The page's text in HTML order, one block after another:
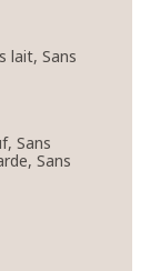
lait, Sans
Sans
Sans